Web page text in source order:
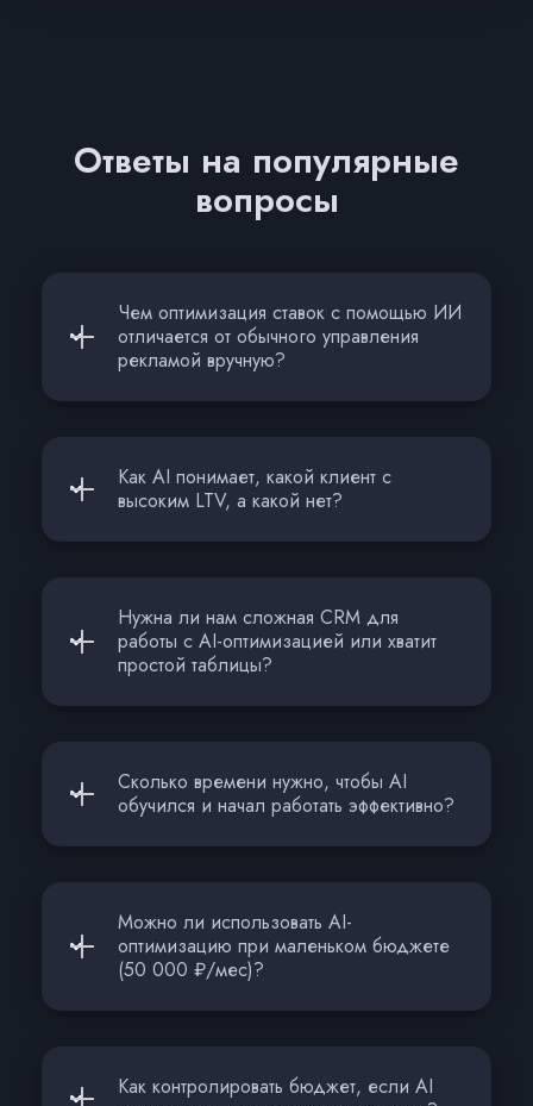
Ответы на популярные
вопросы
Чем оптимизация ставок с помощью ИИ
отличается от обычного управления
рекламой вручную?
Как AI понимает, какой клиент с
высоким LTV, а какой нет?
Нужна ли нам сложная CRM для
работы с AI-оптимизацией или хватит
простой таблицы?
Сколько времени нужно, чтобы AI
обучился и начал работать эффективно?
Можно ли использовать AI-
оптимизацию при маленьком бюджете
(50 000 ₽/мес)?
Как контролировать бюджет, если AI